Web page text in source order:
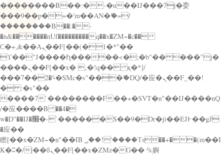
��������B��:�-�u��IJ���7j�委
���9��p�=�'m��AN�ޭ�=/
��������B��:�-
�n&������nUf���������q��x�ZM~�c��
Ϲ�+,&��Ὰܢ��F[��(�1�*"��
ϒ��"J����ԧ�����<�;�b"�� ���"j�
����ܢ��F[��x� ,�!q�� қ�*]/
���؝�2��7�SMc�s"���ޭ�DQ/�应�ܢ��F_��!
� :�s"��
����7`��������F��+�SVT�n"��IJ����nQ
/�应����B ��4�
w�D"��IJ�׭�-`������S��9�Dr�ji��EJ߅��gJ
�应��
矁[��x�ZM~�n"��IB؃��!'����Тѕ��+��(m��I
K�ʭ�/|��ϐܢ��F[��x�ZMz�G�� %嬩